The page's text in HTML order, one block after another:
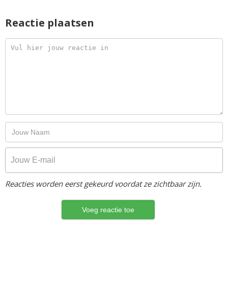
Reactie plaatsen
Reacties worden eerst gekeurd voordat ze zichtbaar zijn.